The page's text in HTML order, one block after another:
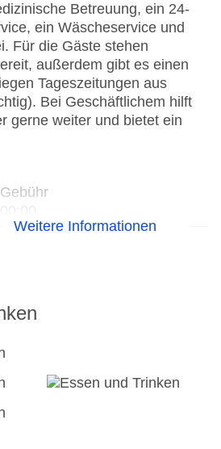
Betreuung, ein 24-
ein Wäscheservice und
Für die Gäste stehen
außerdem gibt es einen
Tageszeitungen aus
Bei Geschäftlichem hilft
gerne weiter und bietet ein
1
1
Weitere Informationen